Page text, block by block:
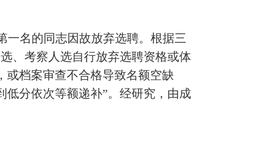
一名的同志因故放弃选聘。根据三
、考察人选自行放弃选聘资格或体
或档案审查不合格导致名额空缺
分依次等额递补”。经研究，由成